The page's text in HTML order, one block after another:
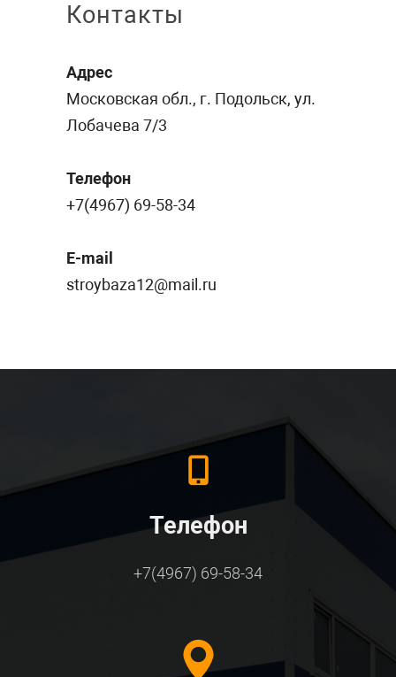
Контакты
Адрес
Московская обл., г. Подольск, ул.
Лобачева 7/3
Телефон
+7(4967) 69-58-34
E-mail
stroybaza12@mail.ru
Телефон
+7(4967) 69-58-34